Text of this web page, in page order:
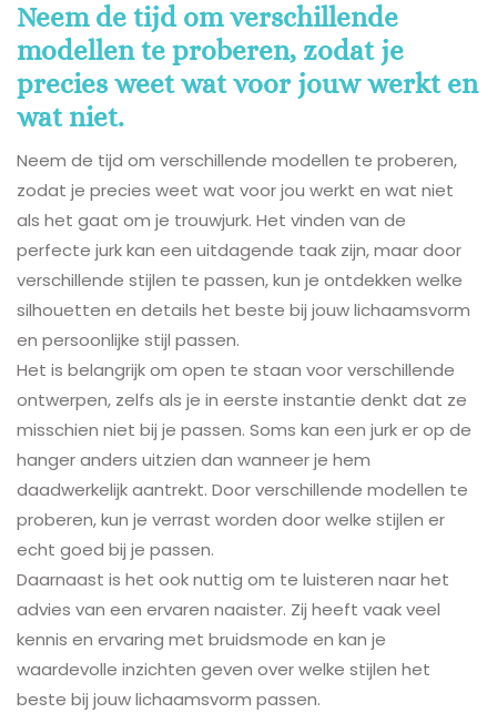
Neem de tijd om verschillende
modellen te proberen, zodat je
precies weet wat voor jouw werkt en
wat niet.
Neem de tijd om verschillende modellen te proberen,
zodat je precies weet wat voor jou werkt en wat niet
als het gaat om je trouwjurk. Het vinden van de
perfecte jurk kan een uitdagende taak zijn, maar door
verschillende stijlen te passen, kun je ontdekken welke
silhouetten en details het beste bij jouw lichaamsvorm
en persoonlijke stijl passen.
Het is belangrijk om open te staan voor verschillende
ontwerpen, zelfs als je in eerste instantie denkt dat ze
misschien niet bij je passen. Soms kan een jurk er op de
hanger anders uitzien dan wanneer je hem
daadwerkelijk aantrekt. Door verschillende modellen te
proberen, kun je verrast worden door welke stijlen er
echt goed bij je passen.
Daarnaast is het ook nuttig om te luisteren naar het
advies van een ervaren naaister. Zij heeft vaak veel
kennis en ervaring met bruidsmode en kan je
waardevolle inzichten geven over welke stijlen het
beste bij jouw lichaamsvorm passen.